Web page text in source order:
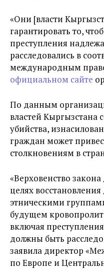
«Они [власти
гарантировать то,
преступления
расследовались в
международным
официальном сайте
По данным
властей Кыргызстана
убийства,
граждан может
столкновениям в
«Верховенство
целях
этническими
будущем
включая
должны быть
заявила директор
по Европе и